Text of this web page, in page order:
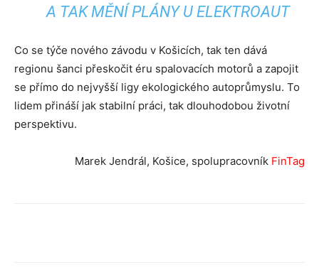
A TAK MĚNÍ PLÁNY U ELEKTROAUT
Co se týče nového závodu v Košicích, tak ten dává
regionu šanci přeskočit éru spalovacích motorů a zapojit
se přímo do nejvyšší ligy ekologického autoprůmyslu. To
lidem přináší jak stabilní práci, tak dlouhodobou životní
perspektivu.
Marek Jendrál, Košice, spolupracovník FinTag